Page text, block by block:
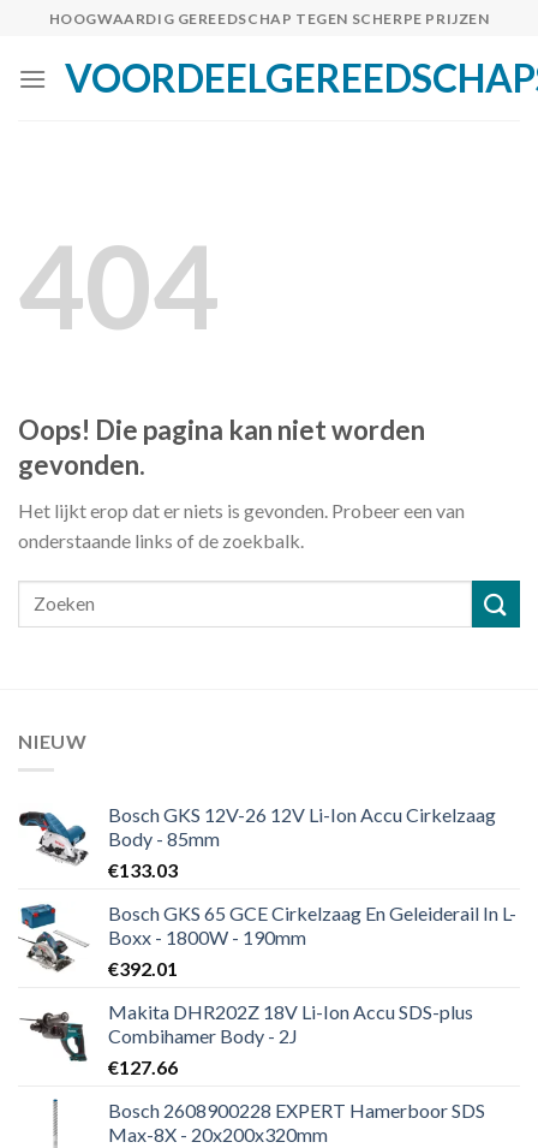
content
HOOGWAARDIG GEREEDSCHAP TEGEN SCHERPE PRIJZEN
404
Oops! Die pagina kan niet worden
gevonden.
Het lijkt erop dat er niets is gevonden. Probeer een van
onderstaande links of de zoekbalk.
NIEUW
Bosch GKS 12V-26 12V Li-Ion Accu Cirkelzaag
Body - 85mm
€133.03
Bosch GKS 65 GCE Cirkelzaag En Geleiderail In L-
Boxx - 1800W - 190mm
€392.01
Makita DHR202Z 18V Li-Ion Accu SDS-plus
Combihamer Body - 2J
€127.66
Bosch 2608900228 EXPERT Hamerboor SDS
Max-8X - 20x200x320mm